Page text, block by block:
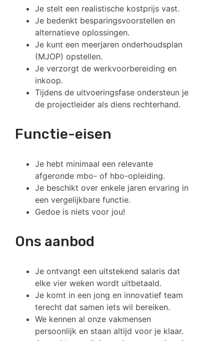
Je stelt een realistische kostprijs vast.
Je bedenkt besparingsvoorstellen en
alternatieve oplossingen.
Je kunt een meerjaren onderhoudsplan
(MJOP) opstellen.
Je verzorgt de werkvoorbereiding en
inkoop.
Tijdens de uitvoeringsfase ondersteun je
de projectleider als diens rechterhand.
Functie-eisen
Je hebt minimaal een relevante
afgeronde mbo- of hbo-opleiding.
Je beschikt over enkele jaren ervaring in
een vergelijkbare functie.
Gedoe is niets voor jou!
Ons aanbod
Je ontvangt een uitstekend salaris dat
elke vier weken wordt uitbetaald.
Je komt in een jong en innovatief team
terecht dat samen iets wil bereiken.
We kennen al onze vakmensen
persoonlijk en staan altijd voor je klaar.